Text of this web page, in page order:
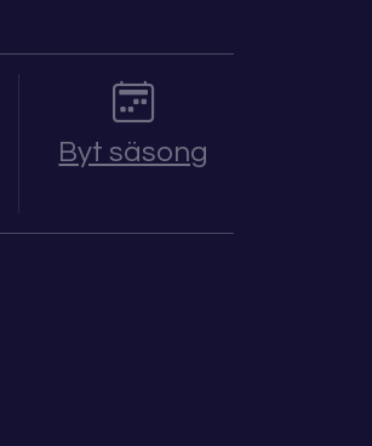
Byt säsong